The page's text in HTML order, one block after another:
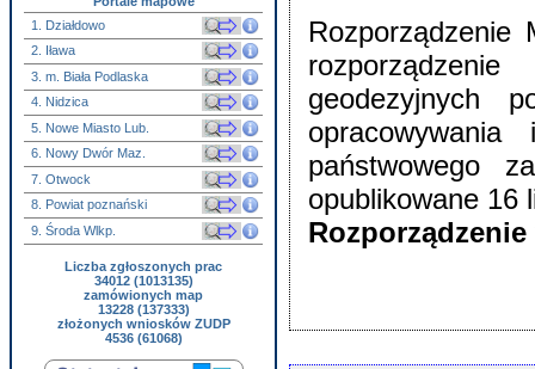
1. Działdowo
2. Iława
3. m. Biała Podlaska
4. Nidzica
5. Nowe Miasto Lub.
6. Nowy Dwór Maz.
7. Otwock
8. Powiat poznański
9. Środa Wlkp.
Liczba zgłoszonych prac
34012 (1013135)
zamówionych map
13228 (137333)
złożonych wniosków ZUDP
4536 (61068)
Rozporządzenie
geodezyjnych
państwowego
opublikowane 16